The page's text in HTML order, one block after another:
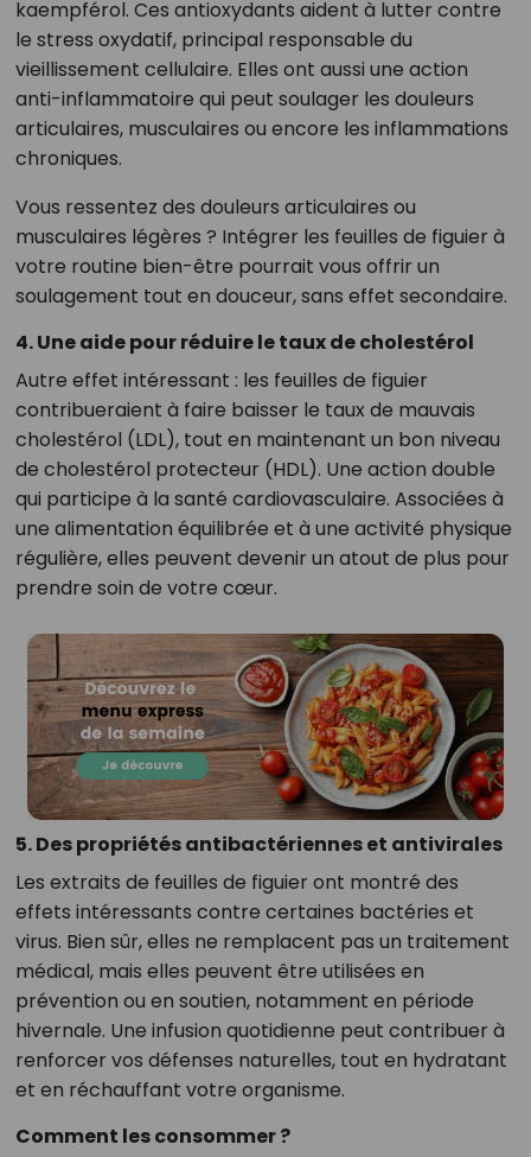
kaempférol. Ces antioxydants aident à lutter contre
le stress oxydatif, principal responsable du
vieillissement cellulaire. Elles ont aussi une action
anti-inflammatoire qui peut soulager les douleurs
articulaires, musculaires ou encore les inflammations
chroniques.
Vous ressentez des douleurs articulaires ou
musculaires légères ? Intégrer les feuilles de figuier à
votre routine bien-être pourrait vous offrir un
soulagement tout en douceur, sans effet secondaire.
4. Une aide pour réduire le taux de cholestérol
Autre effet intéressant : les feuilles de figuier
contribueraient à faire baisser le taux de mauvais
cholestérol (LDL), tout en maintenant un bon niveau
de cholestérol protecteur (HDL). Une action double
qui participe à la santé cardiovasculaire. Associées à
une alimentation équilibrée et à une activité physique
régulière, elles peuvent devenir un atout de plus pour
prendre soin de votre cœur.
5. Des propriétés antibactériennes et antivirales
Les extraits de feuilles de figuier ont montré des
effets intéressants contre certaines bactéries et
virus. Bien sûr, elles ne remplacent pas un traitement
médical, mais elles peuvent être utilisées en
prévention ou en soutien, notamment en période
hivernale. Une infusion quotidienne peut contribuer à
renforcer vos défenses naturelles, tout en hydratant
et en réchauffant votre organisme.
Comment les consommer ?